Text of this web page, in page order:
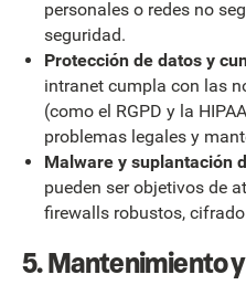
personales o redes no
seguridad.
Protección de datos y
intranet cumpla con las
(como el RGPD y la
problemas legales y
Malware y suplantación
pueden ser objetivos de
firewalls robustos,
5. Mantenimiento